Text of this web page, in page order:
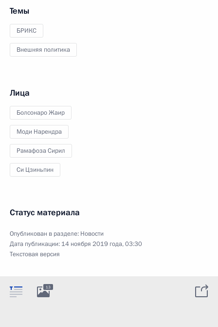
Темы
БРИКС
Внешняя политика
Лица
Болсонаро Жаир
Моди Нарендра
Рамафоза Сирил
Си Цзиньпин
Статус материала
Опубликован в разделе: Новости
Дата публикации: 14 ноября 2019 года, 03:30
Текстовая версия
13